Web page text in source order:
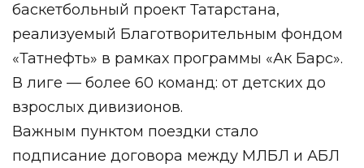
баскетбольный проект Татарстана,
реализуемый Благотворительным фондом
«Татнефть» в рамках программы «Ак Барс».
В лиге — более 60 команд: от детских до
взрослых дивизионов.
Важным пунктом поездки стало
подписание договора между МЛБЛ и АБЛ